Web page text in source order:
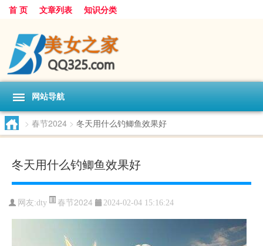
首 页 文章列表 知识分类
网站导航
> 春节2024 > 冬天用什么钓鲫鱼效果好
冬天用什么钓鲫鱼效果好
网友:dty 春节2024 2024-02-04 15:16:24